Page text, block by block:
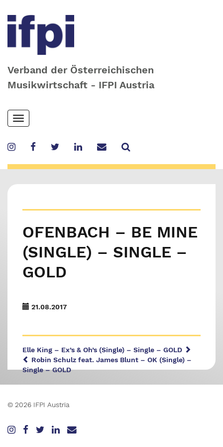
Verband der Österreichischen
Musikwirtschaft - IFPI Austria
Skip
to
content
Toggle
navigation
OFENBACH – BE MINE
(SINGLE) – SINGLE –
GOLD
21.08.2017
Elle King – Ex’s & Oh’s (Single) – Single – GOLD
Robin Schulz feat. James Blunt – OK (Single) –
Single – GOLD
© 2026 IFPI Austria